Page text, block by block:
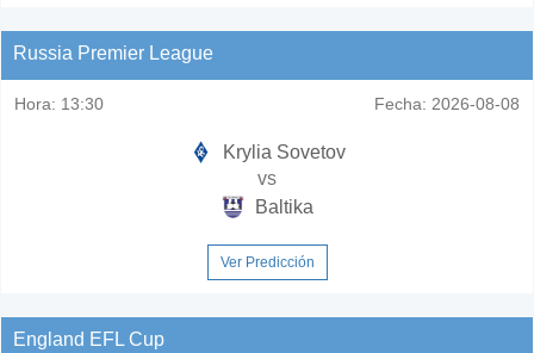
Russia Premier League
Hora: 13:30 Fecha: 2026-08-08
Krylia Sovetov
vs
Baltika
Ver Predicción
England EFL Cup